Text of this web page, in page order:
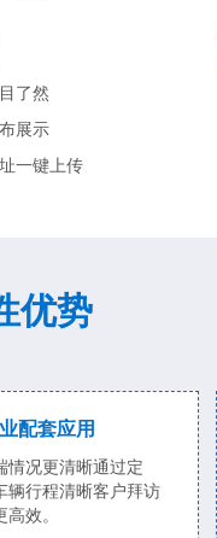
了然
展示
一键上传
优势
配套应用
情况更清晰通过定
辆行程清晰客户拜访
高效。